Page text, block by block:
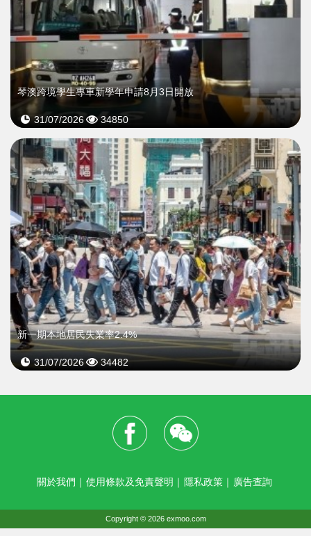
琴澳跨境學生專車新學年申請8月3日開放
31/07/2026 34850
新一期本地居民失業率2.4%
31/07/2026 34482
關於我們 ｜ 使用條款及免責聲明 ｜ 隱私政策 ｜ 廣告查詢
Copyright © 2026 exmoo.com